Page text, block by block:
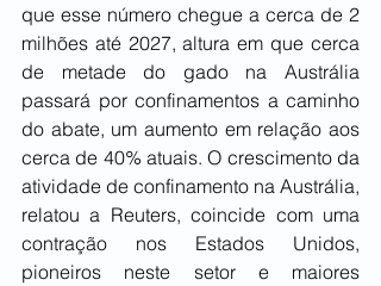
que esse número chegue a cerca de 2
milhões até 2027, altura em que cerca
de metade do gado na Austrália
passará por confinamentos a caminho
do abate, um aumento em relação aos
cerca de 40% atuais. O crescimento da
atividade de confinamento na Austrália,
relatou a Reuters, coincide com uma
contração nos Estados Unidos,
pioneiros neste setor e maiores